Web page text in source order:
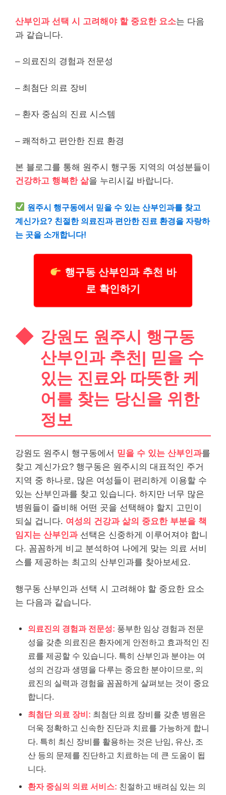
산부인과 선택 시 고려해야 할 중요한 요소는 다음
과 같습니다.
– 의료진의 경험과 전문성
– 최첨단 의료 장비
– 환자 중심의 진료 시스템
– 쾌적하고 편안한 진료 환경
본 블로그를 통해 원주시 행구동 지역의 여성분들이
건강하고 행복한 삶을 누리시길 바랍니다.
원주시 행구동에서 믿을 수 있는 산부인과를 찾고
계신가요? 친절한 의료진과 편안한 진료 환경을 자랑하
는 곳을 소개합니다!
행구동 산부인과 추천 바
로 확인하기
강원도 원주시 행구동
산부인과 추천| 믿을 수
있는 진료와 따뜻한 케
어를 찾는 당신을 위한
정보
강원도 원주시 행구동에서 믿을 수 있는 산부인과를
찾고 계신가요? 행구동은 원주시의 대표적인 주거
지역 중 하나로, 많은 여성들이 편리하게 이용할 수
있는 산부인과를 찾고 있습니다. 하지만 너무 많은
병원들이 즐비해 어떤 곳을 선택해야 할지 고민이
되실 겁니다. 여성의 건강과 삶의 중요한 부분을 책
임지는 산부인과선택은 신중하게 이루어져야 합니
다. 꼼꼼하게 비교 분석하여 나에게 맞는 의료 서비
스를 제공하는 최고의 산부인과를 찾아보세요.
행구동 산부인과 선택 시 고려해야 할 중요한 요소
는 다음과 같습니다.
의료진의 경험과 전문성: 풍부한 임상 경험과 전문
성을 갖춘 의료진은 환자에게 안전하고 효과적인 진
료를 제공할 수 있습니다. 특히 산부인과 분야는 여
성의 건강과 생명을 다루는 중요한 분야이므로, 의
료진의 실력과 경험을 꼼꼼하게 살펴보는 것이 중요
합니다.
최첨단 의료 장비: 최첨단 의료 장비를 갖춘 병원은
더욱 정확하고 신속한 진단과 치료를 가능하게 합니
다. 특히 최신 장비를 활용하는 것은 난임, 유산, 조
산 등의 문제를 진단하고 치료하는 데 큰 도움이 됩
니다.
환자 중심의 의료 서비스: 친절하고 배려심 있는 의